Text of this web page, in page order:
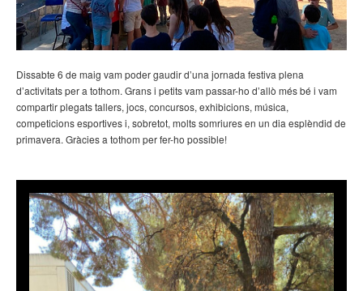
Dissabte 6 de maig vam poder gaudir d’una jornada festiva plena
d’activitats per a tothom. Grans i petits vam passar-ho d’allò més bé i vam
compartir plegats tallers, jocs, concursos, exhibicions, música,
competicions esportives i, sobretot, molts somriures en un dia esplèndid de
primavera. Gràcies a tothom per fer-ho possible!